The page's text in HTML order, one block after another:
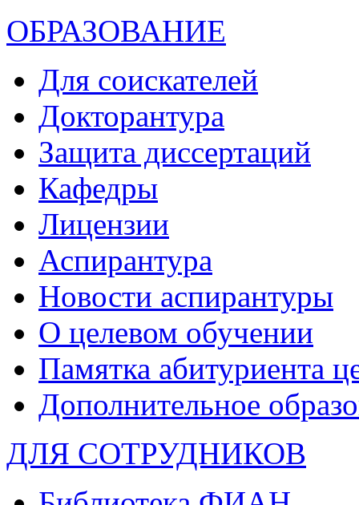
ОБРАЗОВАНИЕ
Для соискателей
Докторантура
Защита диссертаций
Кафедры
Лицензии
Аспирантура
Новости аспирантуры
О целевом обучении
Памятка абитуриента
Дополнительное
ДЛЯ СОТРУДНИКОВ